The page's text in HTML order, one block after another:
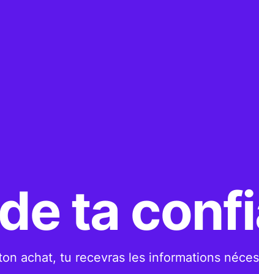
ta
achat, tu recevras les informations